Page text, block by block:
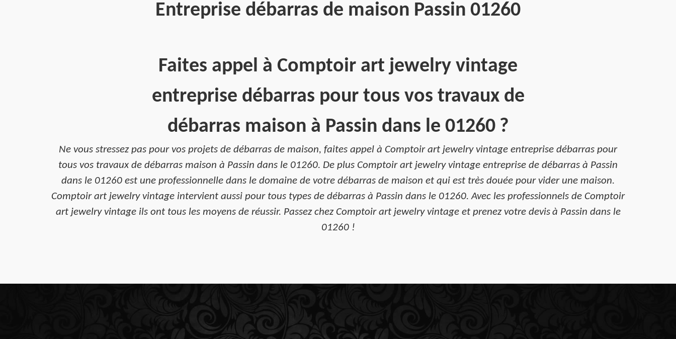
Entreprise débarras de maison Passin 01260
Faites appel à Comptoir art jewelry vintage
entreprise débarras pour tous vos travaux de
débarras maison à Passin dans le 01260 ?
Ne vous stressez pas pour vos projets de débarras de maison, faites appel à Comptoir art jewelry vintage entreprise débarras pour
tous vos travaux de débarras maison à Passin dans le 01260. De plus Comptoir art jewelry vintage entreprise de débarras à Passin
dans le 01260 est une professionnelle dans le domaine de votre débarras de maison et qui est très douée pour vider une maison.
Comptoir art jewelry vintage intervient aussi pour tous types de débarras à Passin dans le 01260. Avec les professionnels de Comptoir
art jewelry vintage ils ont tous les moyens de réussir. Passez chez Comptoir art jewelry vintage et prenez votre devis à Passin dans le
01260 !